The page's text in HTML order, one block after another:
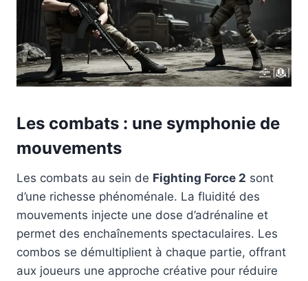
Les combats : une symphonie de
mouvements
Les combats au sein de Fighting Force 2 sont
d’une richesse phénoménale. La fluidité des
mouvements injecte une dose d’adrénaline et
permet des enchaînements spectaculaires. Les
combos se démultiplient à chaque partie, offrant
aux joueurs une approche créative pour réduire